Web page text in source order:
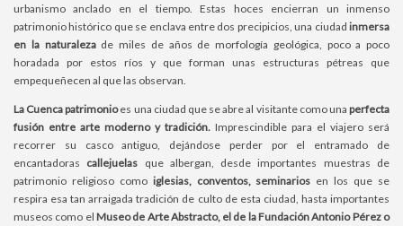
urbanismo anclado en el tiempo. Estas hoces encierran un inmenso
patrimonio histórico que se enclava entre dos precipicios, una ciudad inmersa
en la naturalezade miles de años de morfología geológica, poco a poco
horadada por estos ríos y que forman unas estructuras pétreas que
empequeñecen al que las observan.
La Cuenca patrimonioes una ciudad que se abre al visitante como unaperfecta
fusión entre arte moderno y tradición. Imprescindible para el viajero será
recorrer su casco antiguo, dejándose perder por el entramado de
encantadoras callejuelas que albergan, desde importantes muestras de
patrimonio religioso como iglesias, conventos, seminarios en los que se
respira esa tan arraigada tradición de culto de esta ciudad, hasta importantes
museos como el Museo de Arte Abstracto, el de la Fundación Antonio Pérez o